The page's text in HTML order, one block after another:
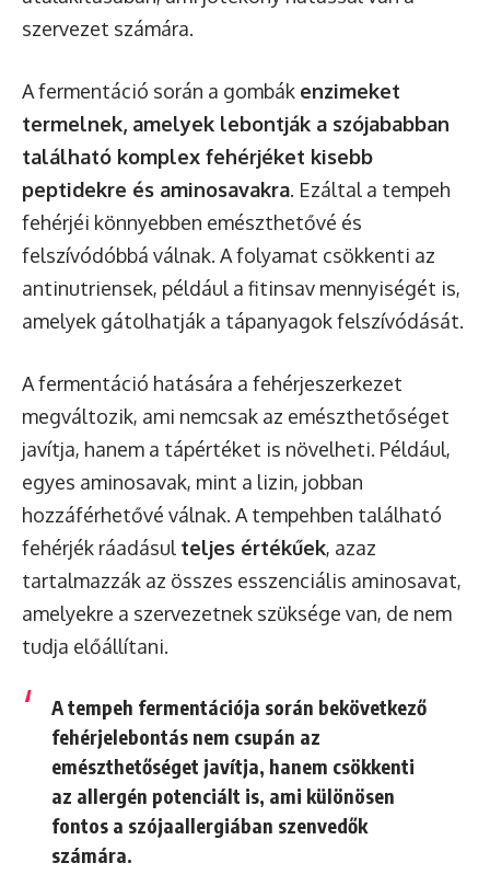
szervezet számára.
A fermentáció során a gombák enzimeket
termelnek, amelyek lebontják a szójababban
található komplex fehérjéket kisebb
peptidekre és aminosavakra. Ezáltal a tempeh
fehérjéi könnyebben emészthetővé és
felszívódóbbá válnak. A folyamat csökkenti az
antinutriensek, például a fitinsav mennyiségét is,
amelyek gátolhatják a tápanyagok felszívódását.
A fermentáció hatására a fehérjeszerkezet
megváltozik, ami nemcsak az emészthetőséget
javítja, hanem a tápértéket is növelheti. Például,
egyes aminosavak, mint a lizin, jobban
hozzáférhetővé válnak. A tempehben található
fehérjék ráadásul teljes értékűek, azaz
tartalmazzák az összes esszenciális aminosavat,
amelyekre a szervezetnek szüksége van, de nem
tudja előállítani.
A tempeh fermentációja során bekövetkező
fehérjelebontás nem csupán az
emészthetőséget javítja, hanem csökkenti
az allergén potenciált is, ami különösen
fontos a szójaallergiában szenvedők
számára.